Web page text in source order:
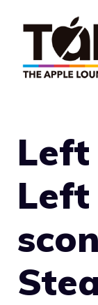
contenuto
Left
Left